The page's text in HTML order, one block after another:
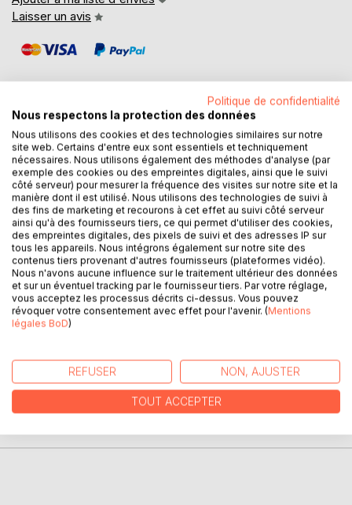
Laisser un avis
DESCRIPTION
Le premier amour, le grand amour .. Dure t-il toujours ?
Existe t-il encore ? L'être aimé perdu, l'est-il à jamais ? Un
retour est possible ? Tant de questions et de souffrance,
une vie en sursis, faite d'espoirs et d'attentes qui ne
viennent pas. Une éternelle incertitude de l'autre. Une
douleur écrite sur papier durant des années. Un amour en
suspend. Ma thérapie à travers de nombreux textes. Mon
Bény ..
CRITIQUES PRESSE
Politique de confidentialité
Nous respectons la protection des données
Nous utilisons des cookies et des technologies similaires sur notre
site web. Certains d'entre eux sont essentiels et techniquement
nécessaires. Nous utilisons également des méthodes d'analyse (par
exemple des cookies ou des empreintes digitales, ainsi que le suivi
côté serveur) pour mesurer la fréquence des visites sur notre site et la
manière dont il est utilisé. Nous utilisons des technologies de suivi à
des fins de marketing et recourons à cet effet au suivi côté serveur
ainsi qu'à des fournisseurs tiers, ce qui permet d'utiliser des cookies,
des empreintes digitales, des pixels de suivi et des adresses IP sur
tous les appareils. Nous intégrons également sur notre site des
contenus tiers provenant d'autres fournisseurs (plateformes vidéo).
Nous n'avons aucune influence sur le traitement ultérieur des données
et sur un éventuel tracking par le fournisseur tiers. Par votre réglage,
vous acceptez les processus décrits ci-dessus. Vous pouvez
révoquer votre consentement avec effet pour l'avenir. (Mentions
légales BoD)
REFUSER NON, AJUSTER
TOUT ACCEPTER